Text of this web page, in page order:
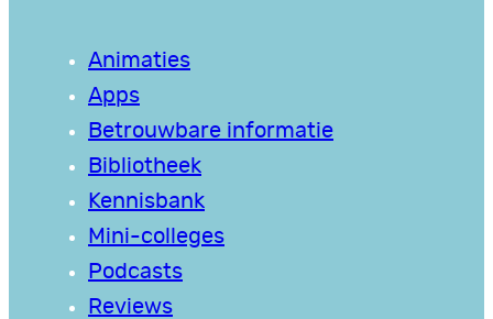
Animaties
Apps
Betrouwbare informatie
Bibliotheek
Kennisbank
Mini-colleges
Podcasts
Reviews